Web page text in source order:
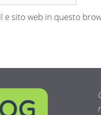
e sito web in questo